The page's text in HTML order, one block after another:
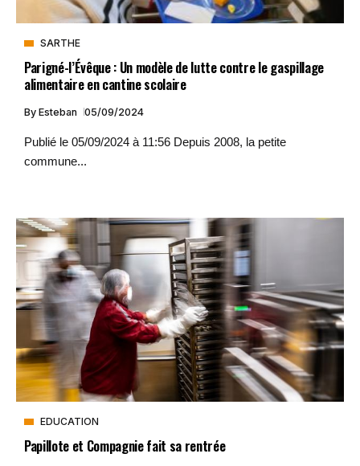
SARTHE
Parigné-l’Évêque : Un modèle de lutte contre le gaspillage
alimentaire en cantine scolaire
By Esteban 05/09/2024
Publié le 05/09/2024 à 11:56 Depuis 2008, la petite
commune...
EDUCATION
Papillote et Compagnie fait sa rentrée